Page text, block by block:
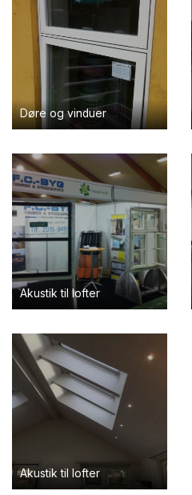
Døre og vinduer
Akustik til lofter
Akustik til lofter